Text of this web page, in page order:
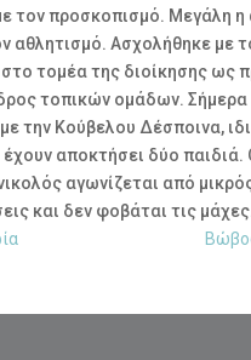
τον προσκοπισμό. Μεγάλη η
αθλητισμό. Ασχολήθηκε με
τομέα της διοίκησης ως
τοπικών ομάδων. Σήμερα
την Κούβελου Δέσποινα,
αποκτήσει δύο παιδιά.
αγωνίζεται από
και δεν φοβάται τις